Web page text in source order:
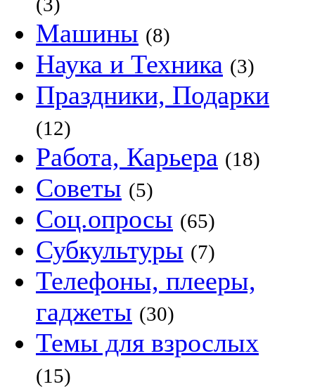
Машины (8)
Наука и Техника (3)
Праздники, Подарки
(12)
Работа, Карьера (18)
Советы (5)
Соц.опросы (65)
Субкультуры (7)
Телефоны, плееры,
гаджеты (30)
Темы для взрослых
(15)